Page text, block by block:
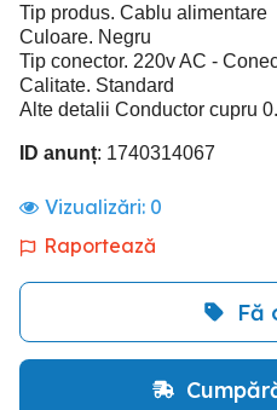
Tip produs. Cablu alimentare
Culoare. Negru
Tip conector. 220v AC -
Calitate. Standard
Alte detalii Conductor cupru
ID anunț: 1740314067
Vizualizări: 0
Raportează
Fă